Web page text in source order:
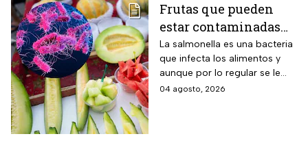
Frutas que pueden
estar contaminadas
de salmonella y cómo
protegerte del
contagio
La salmonella es una bacteria
que infecta los alimentos y
aunque por lo regular se le
relaciona con el huevo,
04 agosto, 2026